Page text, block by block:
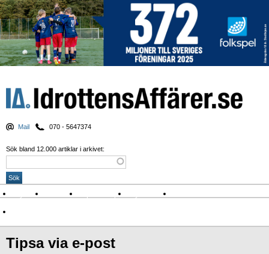
Mail 070 - 5647374
Sök bland 12.000 artiklar i arkivet:
Nyheter Krönikor Sport & spel Nyhetsbrev
Tipsa via e-post